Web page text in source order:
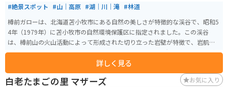
#絶景スポット #山｜高原 #湖｜川｜滝 #林道
樽前ガローは、北海道苫小牧市にある自然の美しさが特徴的な渓谷で、昭和5
4年（1979年）に苫小牧市の自然環境保護区に指定されました。この渓谷
は、樽前山の火山活動によって形成された切り立った岩壁が特徴で、岩肌に
は深緑の苔が張り付き、まるでビロードの絨毯のような景観を楽しむことが
き、1年で最も美しい風景が広がります。観光地化されておらず、手付かずの
自然が残っているため、訪れる際にはしっかりとした準備が必要です。アク
詳しく見る
白老たまごの里 マザーズ お気に入り